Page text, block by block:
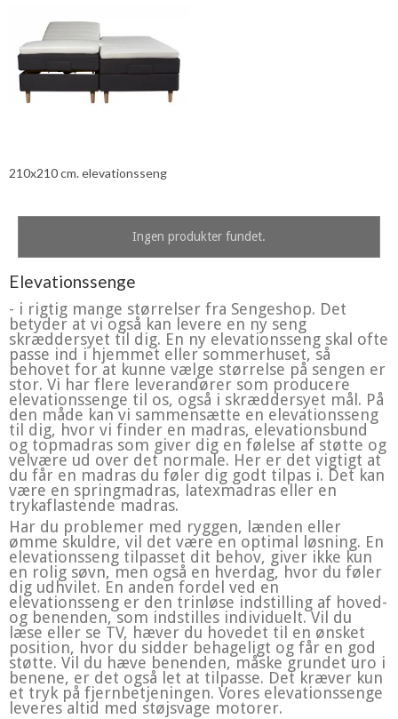
210x210 cm. elevationsseng
Ingen produkter fundet.
Elevationssenge
- i rigtig mange størrelser fra Sengeshop. Det
betyder at vi også kan levere en ny seng
skræddersyet til dig. En ny elevationsseng skal ofte
passe ind i hjemmet eller sommerhuset, så
behovet for at kunne vælge størrelse på sengen er
stor. Vi har flere leverandører som producere
elevationssenge til os, også i skræddersyet mål. På
den måde kan vi sammensætte en elevationsseng
til dig, hvor vi finder en madras, elevationsbund
og topmadras som giver dig en følelse af støtte og
velvære ud over det normale. Her er det vigtigt at
du får en madras du føler dig godt tilpas i. Det kan
være en springmadras, latexmadras eller en
trykaflastende madras.
Har du problemer med ryggen, lænden eller
ømme skuldre, vil det være en optimal løsning. En
elevationsseng tilpasset dit behov, giver ikke kun
en rolig søvn, men også en hverdag, hvor du føler
dig udhvilet. En anden fordel ved en
elevationsseng er den trinløse indstilling af hoved-
og benenden, som indstilles individuelt. Vil du
læse eller se TV, hæver du hovedet til en ønsket
position, hvor du sidder behageligt og får en god
støtte. Vil du hæve benenden, måske grundet uro i
benene, er det også let at tilpasse. Det kræver kun
et tryk på fjernbetjeningen. Vores elevationssenge
leveres altid med støjsvage motorer.